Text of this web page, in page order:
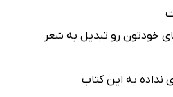
خودتون رو تبدیل به شعر
به این کتاب